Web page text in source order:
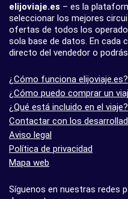
elijoviaje.es – es la
seleccionar los mejores
ofertas de todos los
sola base de datos. En
directo del vendedor o
¿Cómo funciona elijoviaje.es?
¿Cómo puedo comprar un
¿Qué está incluido en el viaje?
Contactar con los
Aviso legal
Política de privacidad
Mapa web
Síguenos en nuestras redes